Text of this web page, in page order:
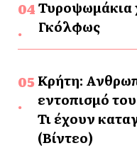
Τυροψωμάκια
Γκόλφως
Κρήτη:
εντοπισμό
Τι έχουν
(Βίντεο)